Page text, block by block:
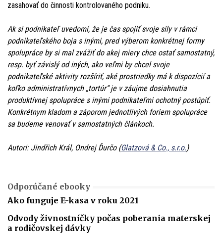
zasahovať do činnosti kontrolovaného podniku.
Ak si podnikateľ uvedomí, že je čas spojiť svoje sily v rámci
podnikateľského boja s inými, pred výberom konkrétnej formy
spolupráce by si mal zvážiť do akej miery chce ostať samostatný,
resp. byť závislý od iných, ako veľmi by chcel svoje
podnikateľské aktivity rozšíriť, aké prostriedky má k dispozícií a
koľko administratívnych „tortúr“ je v záujme dosiahnutia
produktívnej spolupráce s inými podnikateľmi ochotný postúpiť.
Konkrétnym kladom a záporom jednotlivých foriem spolupráce
sa budeme venovať v samostatných článkoch.
Autori: Jindřich Král, Ondrej Ďurčo (Glatzová & Co., s.r.o.)
Odporúčané ebooky
Ako funguje E-kasa v roku 2021
Odvody živnostníčky počas poberania materskej
a rodičovskej dávky